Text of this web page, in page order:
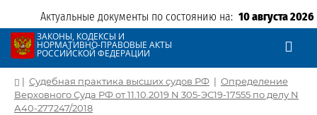
Актуальные документы по состоянию на: 10 августа 2026
ЗАКОНЫ, КОДЕКСЫ И
НОРМАТИВНО-ПРАВОВЫЕ АКТЫ
РОССИЙСКОЙ ФЕДЕРАЦИИ
| Судебная практика высших судов РФ | Определение
Верховного Суда РФ от 11.10.2019 N 305-ЭС19-17555 по делу N
А40-277247/2018